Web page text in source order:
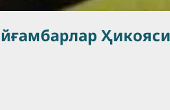
Ҳикояси